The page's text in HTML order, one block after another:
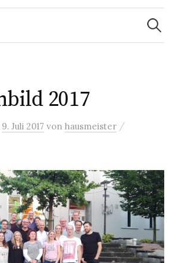
Suchen
nach:
2017
9. Juli 2017 von hausmeister /